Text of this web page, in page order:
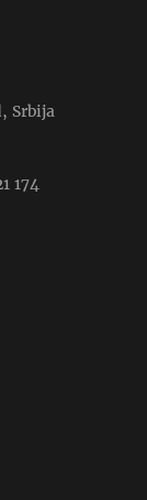
Srbija
174